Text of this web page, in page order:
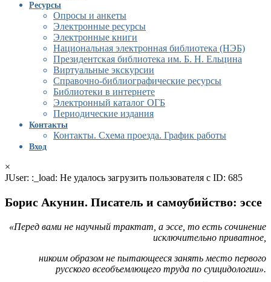
Ресурсы
Опросы и анкеты
Электронные ресурсы
Электронные книги
Национальная электронная библиотека (НЭБ)
Президентская библиотека им. Б. Н. Ельцина
Виртуальные экскурсии
Справочно-библиографические ресурсы
Библиотеки в интернете
Электронный каталог ОГБ
Периодические издания
Контакты
Контакты. Схема проезда. График работы
Вход
×
JUser: :_load: Не удалось загрузить пользователя с ID: 685
Борис Акунин. Писатель и самоубийство: эссе
«Перед вами не научный трактат, а эссе, то есть сочинение
исключительно приватное,
никоим образом не пытающееся занять место первого
русского всеобъемлющего труда по суицидологии».